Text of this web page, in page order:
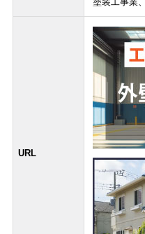
URL